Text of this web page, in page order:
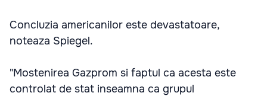
Concluzia americanilor este devastatoare,
noteaza Spiegel.
"Mostenirea Gazprom si faptul ca acesta este
controlat de stat inseamna ca grupul